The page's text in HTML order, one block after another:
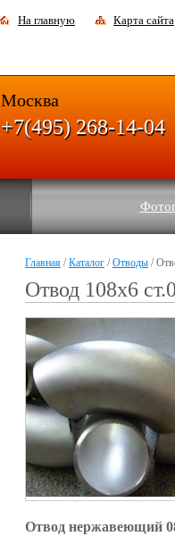
На главную Карта сайта
Москва
+7(495) 268-14-04
Главная /Каталог /Отводы /
Отвод 108х6
Отвод нержавеющий